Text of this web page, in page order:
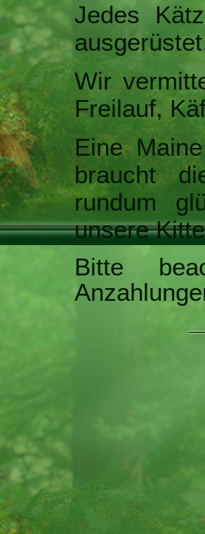
Jedes
Wir
Freilauf,
Eine
braucht
rundum
unsere
Bitte